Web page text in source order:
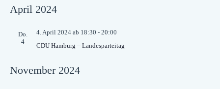
wählen.
April 2024
Do.
4
CDU Hamburg – Landesparteitag
4. April 2024 ab 18:30 - 20:00
November 2024